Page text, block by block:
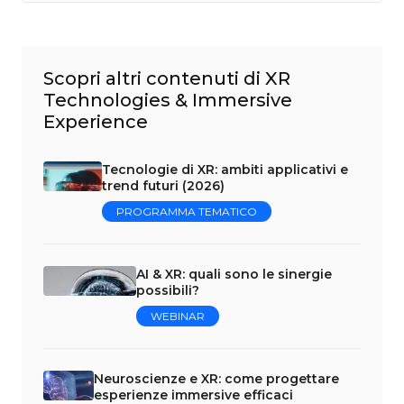
Scopri altri contenuti di XR
Technologies & Immersive
Experience
Tecnologie di XR: ambiti applicativi e
trend futuri (2026)
PROGRAMMA TEMATICO
AI & XR: quali sono le sinergie
possibili?
WEBINAR
Neuroscienze e XR: come progettare
esperienze immersive efficaci